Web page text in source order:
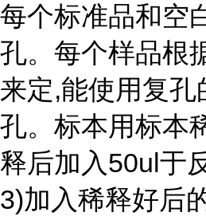
每个标准品和空
孔。每个样品根
来定,能使用复孔
孔。标本用标本
释后加入50ul于
3)加入稀释好后